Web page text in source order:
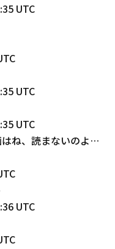
UTC
UTC
UTC
ね、読まないのよ…
UTC